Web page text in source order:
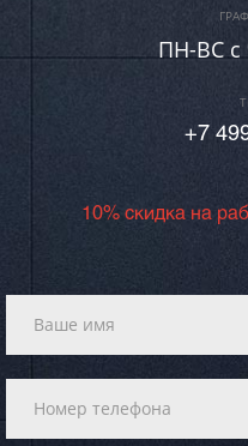
ПН-ВC c
+7
10% скидка на